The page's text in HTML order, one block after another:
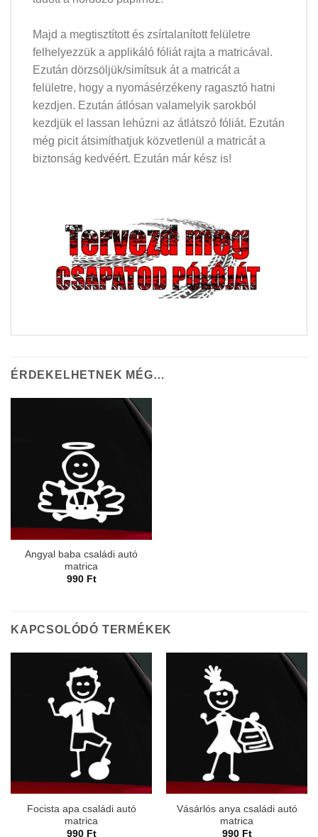
Majd a megtisztított és zsírtalanított felületre
felhelyezzük a applikáló fóliát rajta a matricával.
Ezután dörzsöljük/simítsuk át a matricát a
felületre, hogy a nyomásérzékeny ragasztó hatni
kezdjen. Ezután átlósan valamelyik sarokból
kezdjük el lassan lehúzni az átlátszó fóliát. Ezután
még picit átsimíthatjuk közvetlenül a matricát a
biztonság kedvéért. Ezután már kész is!
ÉRDEKELHETNEK MÉG…
Angyal baba családi autó
matrica
990 Ft
KAPCSOLÓDÓ TERMÉKEK
Focista apa családi autó
matrica
990 Ft
Vásárlós anya családi autó
matrica
990 Ft